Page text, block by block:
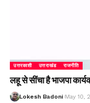
उत्तरकाशी उत्तराखंड राजनीति
लहू से सींचा है भाजपा
Lokesh Badoni May 10,